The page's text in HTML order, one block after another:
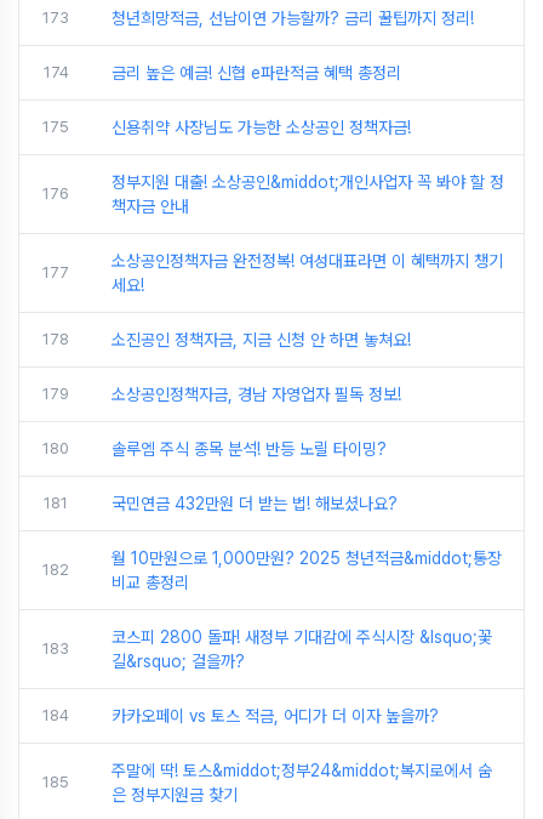
173 청년희망적금, 선납이연 가능할까? 금리 꿀팁까지 정리!
174 금리 높은 예금! 신협 e파란적금 혜택 총정리
175 신용취약 사장님도 가능한 소상공인 정책자금!
176
정부지원 대출! 소상공인&middot;개인사업자 꼭 봐야 할 정
책자금 안내
177
소상공인정책자금 완전정복! 여성대표라면 이 혜택까지 챙기
세요!
178 소진공인 정책자금, 지금 신청 안 하면 놓쳐요!
179 소상공인정책자금, 경남 자영업자 필독 정보!
180 솔루엠 주식 종목 분석! 반등 노릴 타이밍?
181 국민연금 432만원 더 받는 법! 해보셨나요?
182
월 10만원으로 1,000만원? 2025 청년적금&middot;통장
비교 총정리
183
코스피 2800 돌파! 새정부 기대감에 주식시장 &lsquo;꽃
길&rsquo; 걸을까?
184 카카오페이 vs 토스 적금, 어디가 더 이자 높을까?
185
주말에 딱! 토스&middot;정부24&middot;복지로에서 숨
은 정부지원금 찾기